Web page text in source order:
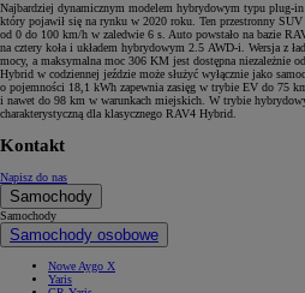
Najbardziej dynamicznym modelem hybrydowym typu plug-
który pojawił się na rynku w 2020 roku. Ten przestronny
od 0 do 100 km/h w zaledwie 6 s. Auto powstało na bazie
na cztery koła i układem hybrydowym 2.5 AWD-i. Wersja z
mocy, a maksymalna moc 306 KM jest dostępna niezależnie
Hybrid w codziennej jeździe może służyć wyłącznie jako
o pojemności 18,1 kWh zapewnia zasięg w trybie EV do 75
i nawet do 98 km w warunkach miejskich. W trybie
charakterystyczną dla klasycznego RAV4 Hybrid.
Kontakt
Napisz do nas
Samochody
Samochody
Samochody osobowe
Nowe Aygo X
Yaris